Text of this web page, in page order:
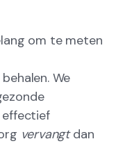
om te meten
We
effectief
vervangtdan